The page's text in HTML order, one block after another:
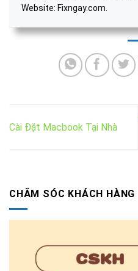
Website: Fixngay.com.
Cài Đặt Macbook Tại Nhà
CHĂM SÓC KHÁCH HÀNG